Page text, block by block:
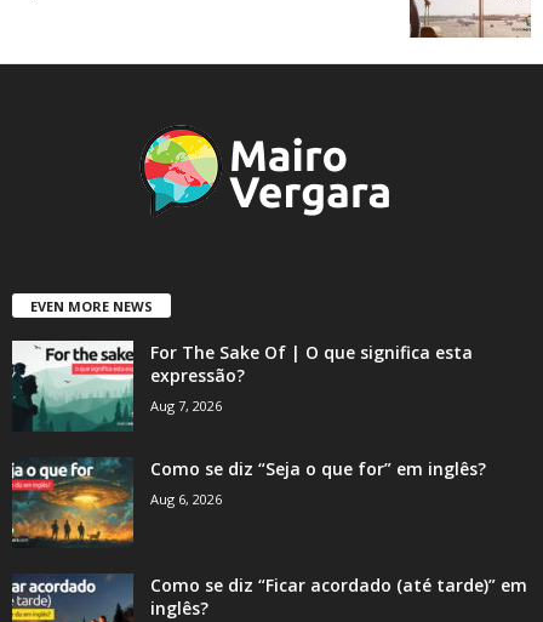
EVEN MORE NEWS
For The Sake Of | O que significa esta
expressão?
Aug 7, 2026
Como se diz “Seja o que for” em inglês?
Aug 6, 2026
Como se diz “Ficar acordado (até tarde)” em
inglês?